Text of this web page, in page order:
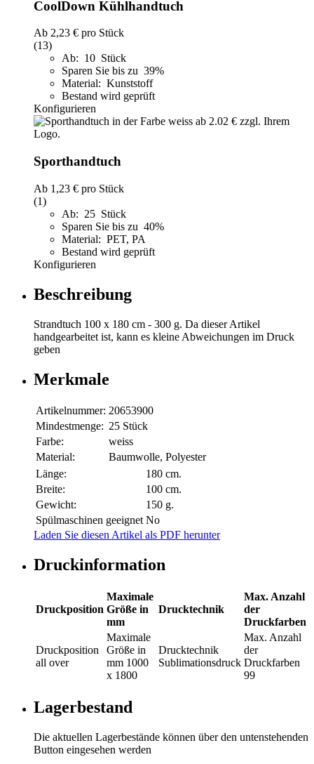
CoolDown Kühlhandtuch
Ab 2,23 € pro Stück
(13)
Ab: 10 Stück
Sparen Sie bis zu 39%
Material: Kunststoff
Bestand wird geprüft
Konfigurieren
Sporthandtuch
Ab 1,23 € pro Stück
(1)
Ab: 25 Stück
Sparen Sie bis zu 40%
Material: PET, PA
Bestand wird geprüft
Konfigurieren
Beschreibung
Strandtuch 100 x 180 cm - 300 g. Da dieser Artikel
handgearbeitet ist, kann es kleine Abweichungen im Druck
geben
Merkmale
Artikelnummer: 20653900
Mindestmenge: 25 Stück
Farbe:
weiss
Material:
Baumwolle, Polyester
Länge:
180 cm.
Breite:
100 cm.
Gewicht:
150 g.
Spülmaschinen geeignet No
Laden Sie diesen Artikel als PDF herunter
Druckinformation
Druckposition
Maximale
Größe in
mm
Drucktechnik
Max. Anzahl
der
Druckfarben
Druckposition
all over
Maximale
Größe in
mm 1000
x 1800
Drucktechnik
Sublimationsdruck
Max. Anzahl
der
Druckfarben
99
Lagerbestand
Die aktuellen Lagerbestände können über den untenstehenden
Button eingesehen werden